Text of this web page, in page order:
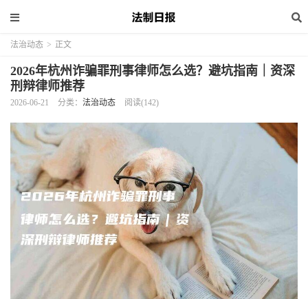
法治动态 > 正文
2026年杭州诈骗罪刑事律师怎么选？避坑指南｜资深
刑辩律师推荐
2026-06-21 分类： 法治动态 阅读(142)